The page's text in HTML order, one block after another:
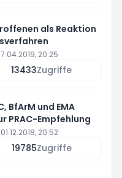
als Reaktion
20:25
13433Zugriffe
BfArM und EMA
PRAC-Empfehlung
01.12.2018, 20:52
19785Zugriffe